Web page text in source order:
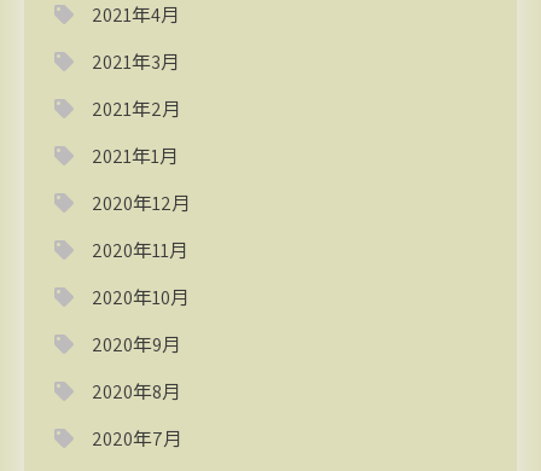
2021年4月
2021年3月
2021年2月
2021年1月
2020年12月
2020年11月
2020年10月
2020年9月
2020年8月
2020年7月